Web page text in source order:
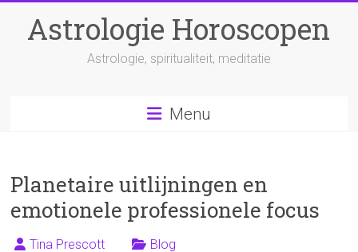
inhoudAstrologie Horoscopen
Astrologie, spiritualiteit, meditatie
Menu
Planetaire uitlijningen en
emotionele professionele focus
Tina Prescott Blog